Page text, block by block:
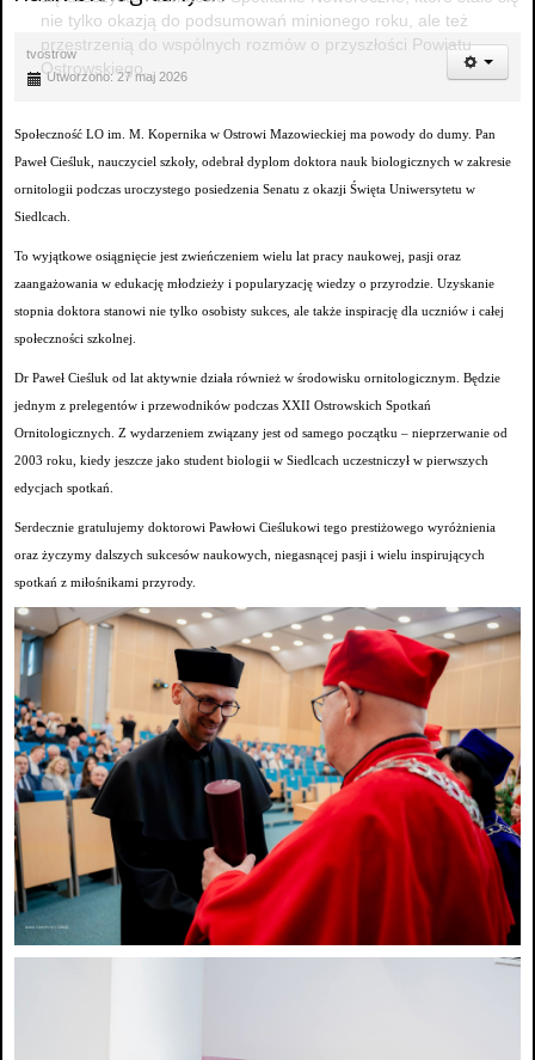
nie tylko okazją do podsumowań minionego roku, ale też
przestrzenią do wspólnych rozmów o przyszłości Powiatu
Ostrowskiego.
tvostrow
Utworzono: 27 maj 2026
Społeczność LO im. M. Kopernika w Ostrowi Mazowieckiej ma powody do dumy. Pan
Paweł Cieśluk, nauczyciel szkoły, odebrał dyplom doktora nauk biologicznych w zakresie
ornitologii podczas uroczystego posiedzenia Senatu z okazji Święta Uniwersytetu w
Siedlcach.
To wyjątkowe osiągnięcie jest zwieńczeniem wielu lat pracy naukowej, pasji oraz
zaangażowania w edukację młodzieży i popularyzację wiedzy o przyrodzie. Uzyskanie
stopnia doktora stanowi nie tylko osobisty sukces, ale także inspirację dla uczniów i całej
społeczności szkolnej.
Dr Paweł Cieśluk od lat aktywnie działa również w środowisku ornitologicznym. Będzie
jednym z prelegentów i przewodników podczas XXII Ostrowskich Spotkań
Ornitologicznych. Z wydarzeniem związany jest od samego początku – nieprzerwanie od
2003 roku, kiedy jeszcze jako student biologii w Siedlcach uczestniczył w pierwszych
edycjach spotkań.
Serdecznie gratulujemy doktorowi Pawłowi Cieślukowi tego prestiżowego wyróżnienia
oraz życzymy dalszych sukcesów naukowych, niegasnącej pasji i wielu inspirujących
spotkań z miłośnikami przyrody.